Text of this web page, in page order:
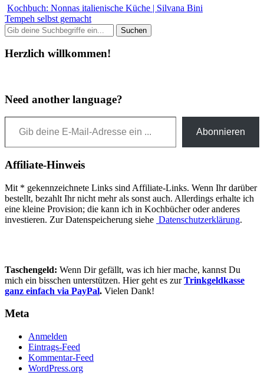
Kochbuch: Nonnas italienische Küche | Silvana Bini
Tempeh selbst gemacht
Herzlich willkommen!
Need another language?
Gib deine E-Mail-Adresse ein ...
Abonnieren
Affiliate-Hinweis
Mit * gekennzeichnete Links sind Affiliate-Links. Wenn Ihr darüber
bestellt, bezahlt Ihr nicht mehr als sonst auch. Allerdings erhalte ich
eine kleine Provision; die kann ich in Kochbücher oder anderes
investieren. Zur Datenspeicherung siehe Datenschutzerklärung.
Taschengeld: Wenn Dir gefällt, was ich hier mache, kannst Du
mich ein bisschen unterstützen. Hier geht es zurTrinkgeldkasse
ganz einfach via PayPal. Vielen Dank!
Meta
Anmelden
Eintrags-Feed
Kommentar-Feed
WordPress.org